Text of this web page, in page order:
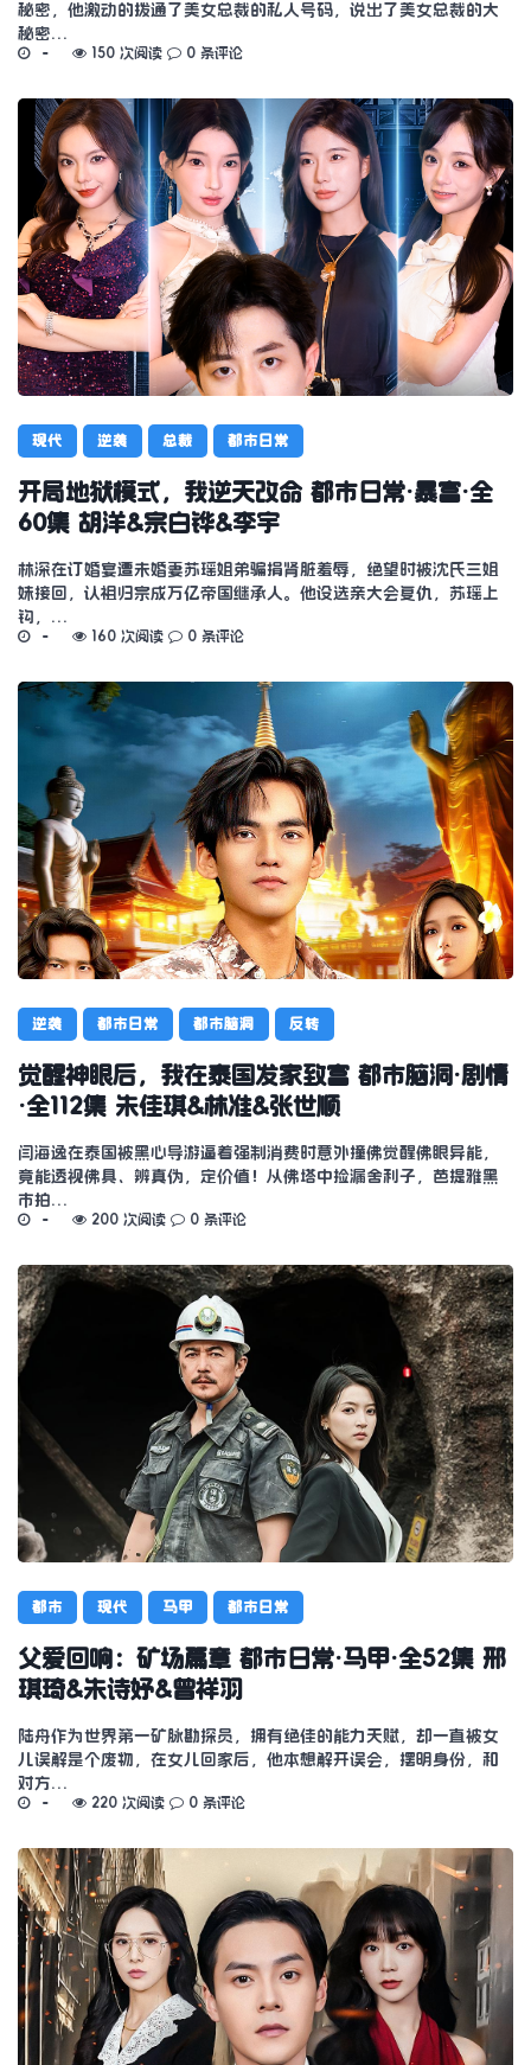
秘密，他激动的拨通了美女总裁的私人号码，说出了美女总裁的大
秘密…
150 次阅读 0 条评论
现代 逆袭 总裁 都市日常
开局地狱模式，我逆天改命 都市日常·暴富·全
60集 胡洋&宗白铧&李宇
林深在订婚宴遭未婚妻苏瑶姐弟骗捐肾脏羞辱，绝望时被沈氏三姐
妹接回，认祖归宗成万亿帝国继承人。他设选亲大会复仇，苏瑶上
钩，…
160 次阅读 0 条评论
逆袭 都市日常 都市脑洞 反转
觉醒神眼后，我在泰国发家致富 都市脑洞·剧情
·全112集 朱佳琪&林准&张世顺
闫海逸在泰国被黑心导游逼着强制消费时意外撞佛觉醒佛眼异能，
竟能透视佛具、辨真伪，定价值！从佛塔中捡漏舍利子，芭提雅黑
市拍…
200 次阅读 0 条评论
都市 现代 马甲 都市日常
父爱回响：矿场篇章 都市日常·马甲·全52集 邢
琪琦&朱诗妤&曾祥羽
陆舟作为世界第一矿脉勘探员，拥有绝佳的能力天赋，却一直被女
儿误解是个废物，在女儿回家后，他本想解开误会，摆明身份，和
对方…
220 次阅读 0 条评论